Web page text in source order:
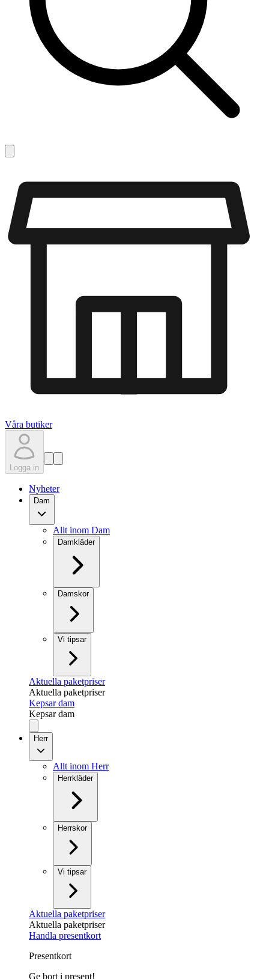
Våra butiker
Logga in
Nyheter
Dam
Allt inom Dam
Damkläder
Damskor
Vi tipsar
Aktuella paketpriser
Aktuella paketpriser
Kepsar dam
Kepsar dam
Herr
Allt inom Herr
Herrkläder
Herrskor
Vi tipsar
Aktuella paketpriser
Aktuella paketpriser
Handla presentkort
Presentkort
Ge bort i present!